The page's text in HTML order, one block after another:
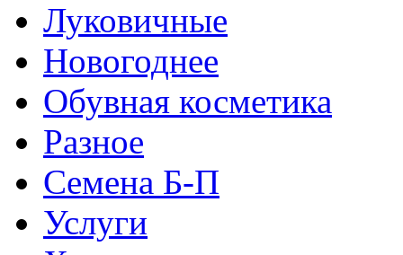
Луковичные
Новогоднее
Обувная косметика
Разное
Семена Б-П
Услуги